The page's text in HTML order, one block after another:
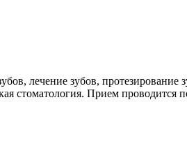
лечение зубов, протезирование
стоматология. Прием проводится